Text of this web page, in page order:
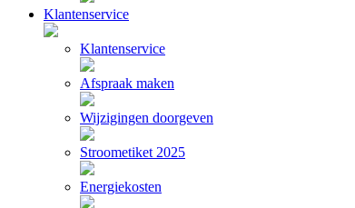
Klantenservice
Klantenservice
Afspraak maken
Wijzigingen doorgeven
Stroometiket 2025
Energiekosten